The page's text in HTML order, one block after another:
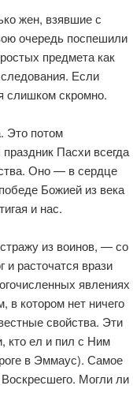
жен, взявшие с
очередь поспешили
предмета как
Если
слишком скромно.
Это потом
Пасхи всегда
Оно — в сердце
Божией из века
и нас.
из воинов, — со
расточатся врази
явлениях
котором нет ничего
свойства. Эти
кто ел и пил с Ним
в Эммаус). Самое
Могли ли